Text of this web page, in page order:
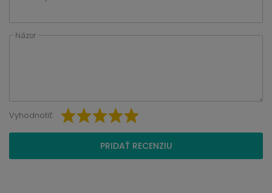
Názor
Vyhodnotiť:
PRIDAŤ RECENZIU